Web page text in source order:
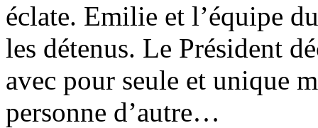
éclate. Emilie et l’équipe
les détenus. Le Président
avec pour seule et unique
personne d’autre…